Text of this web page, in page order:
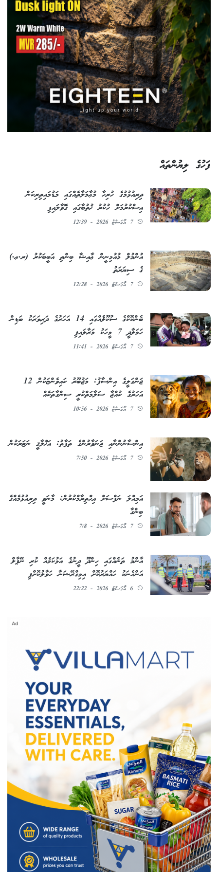
ފަހުގެ ލިޔުންތައް
ދިރިއުޅުމުގެ ހުރިހާ މުޢާމަލާތެއްގައި މަޑުމައިތިރިކަން
އިސްކުރުމަށް ހުކުރު ޚުތުބާގައި ގޮވާލައިފި
7 އޯގަސްޓު 2026 - 12:39
އުންމުލް މުއުމިނީން ޢާއިޝާ ބިންތި އަބީބަކުރު (ރ.ޢ.)
ގެ ސިޔަރަތު
7 އޯގަސްޓު 2026 - 12:28
ބެންކޮކްގެ ސުކޫލެެއްގައި 14 އަހަރުގެ ދަރިވަރަކު ބަޑިން
ހަމަލާދީ 7 މީހަކު މަރާލައިފި
7 އޯގަސްޓު 2026 - 11:41
ޖަންގަލީގެ އިންސާފު: މަޖުބޫރު ކައިވެންޏަކުން 12
އަހަރުގެ ކުއްޖާ ސަލާމަތްކުރީ ސިންގާތަކެއް
7 އޯގަސްޓު 2026 - 10:56
އިންސާނުންނާއި ޖަނަވާރުންގެ ތަފާތު: އަޚްލާޤީ ނަޒަރަކުން
7 އޯގަސްޓު 2026 - 7:50
އަމިއްލަ ނަފްސަށް އިޙްތިރާމްކުރުން: މާނަވީ ދިރިއުޅުމެއްގެ
ބިންގާ
7 އޯގަސްޓު 2026 - 7:8
އާންމު ތަނެއްގައި ހިންދޫ ދީނުގެ އަޅުކަމެއް ކުރި ނޭޕާލް
އަންހެނަކު ހައްޔަރުކޮށް އިމިގްރޭޝަނާ ހަވާލުކޮށްފި
6 އޯގަސްޓު 2026 - 22:22
Ad